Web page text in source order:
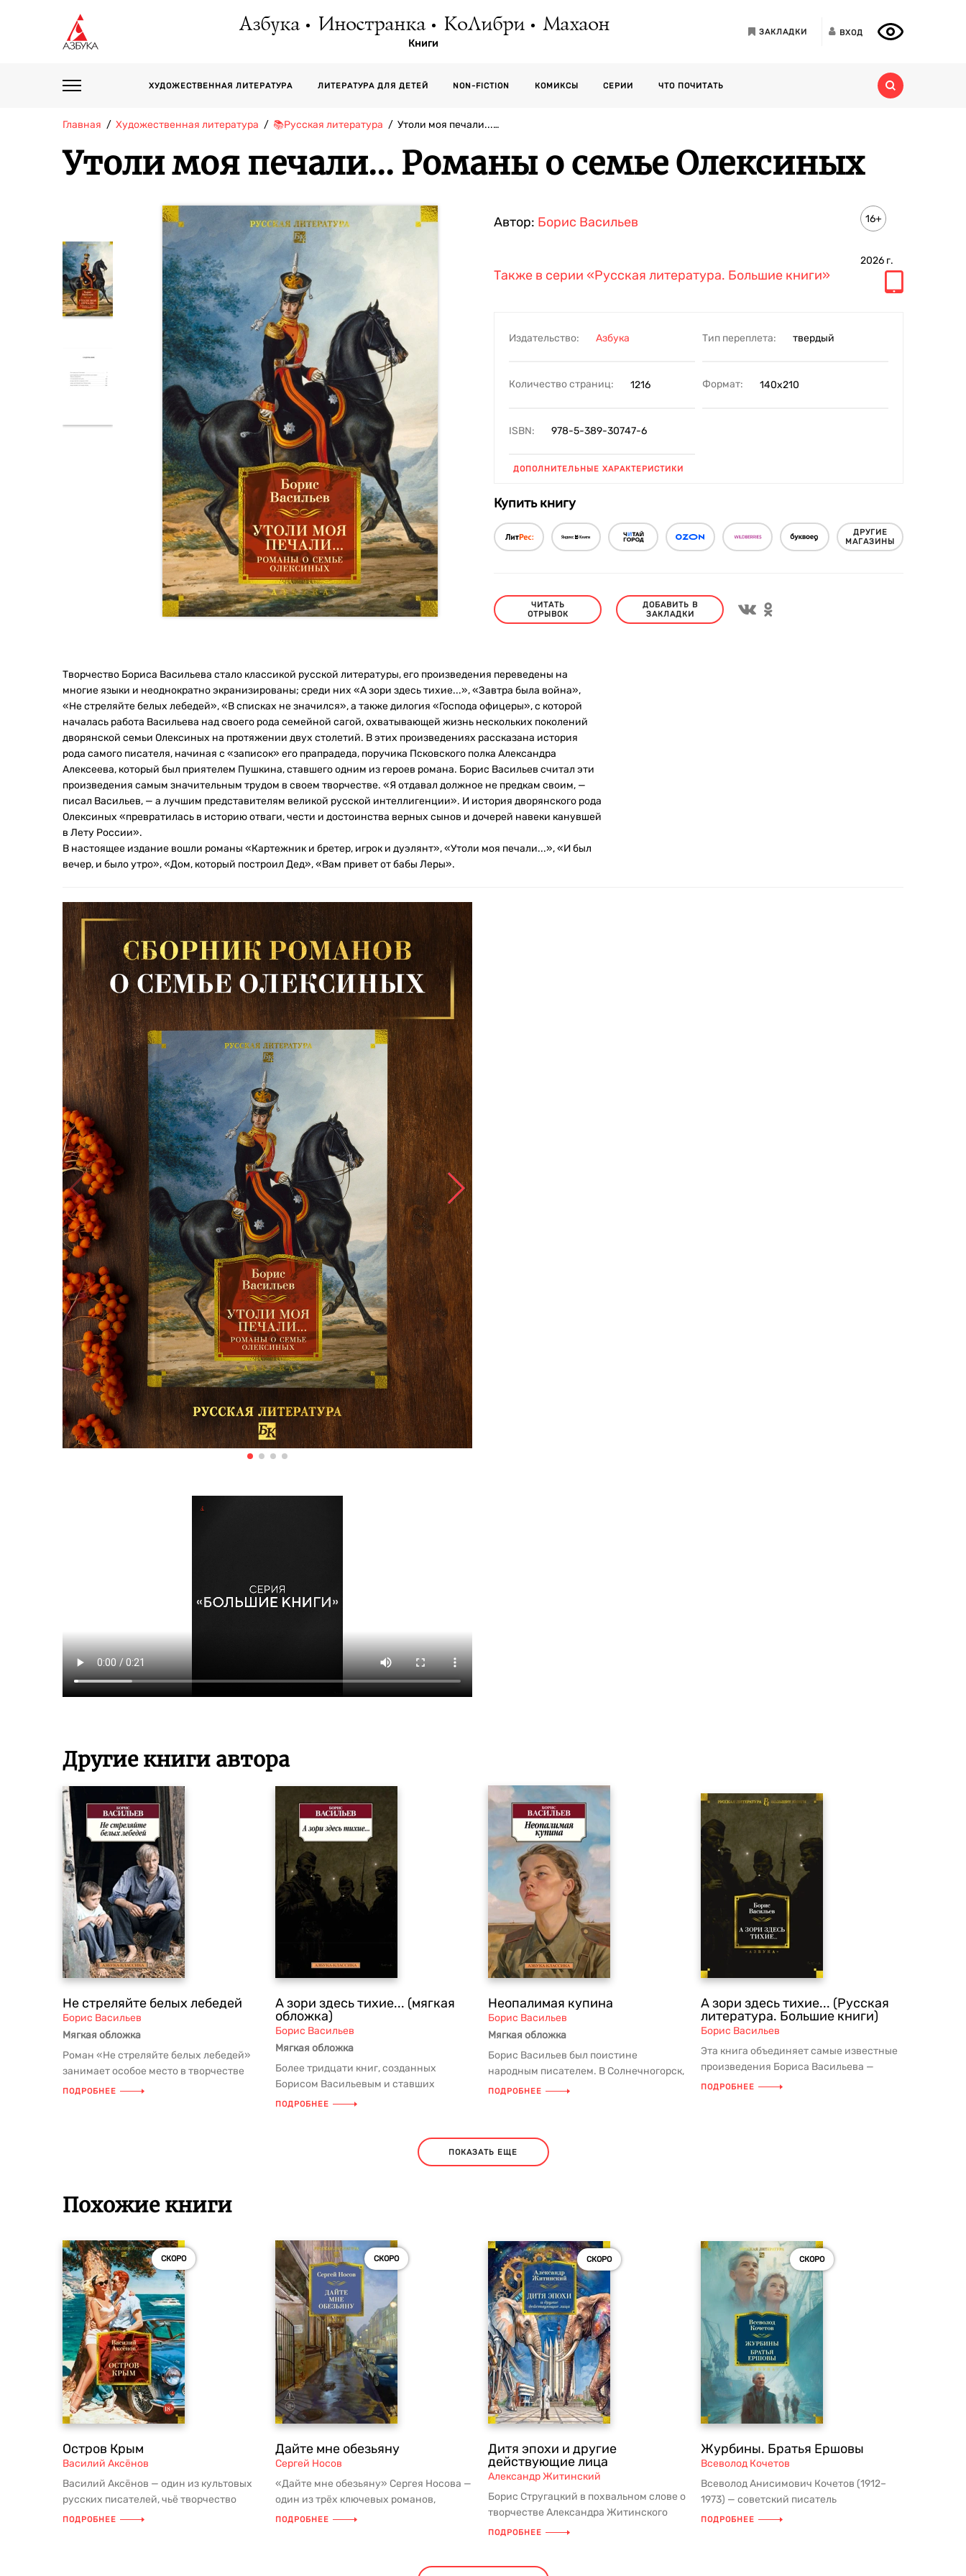
Азбука Иностранка КоЛибри Махаон
Книги
ЗАКЛАДКИ ВХОД
ХУДОЖЕСТВЕННАЯ ЛИТЕРАТУРА ЛИТЕРАТУРА ДЛЯ ДЕТЕЙ NON-FICTION КОМИКСЫ СЕРИИ ЧТО ПОЧИТАТЬ
Главная Художественная литература 📚Русская литература Утоли моя печали...…
Утоли моя печали... Романы о семье Олексиных
Автор: Борис Васильев 16+
2026 г.
Также в серии «Русская литература. Большие книги»
Издательство: Азбука Тип переплета: твердый
Количество страниц: 1216 Формат: 140х210
ISBN: 978-5-389-30747-6
ДОПОЛНИТЕЛЬНЫЕ ХАРАКТЕРИСТИКИ
Купить книгу
ДРУГИЕ
МАГАЗИНЫ
ЧИТАТЬ
ОТРЫВОК
ДОБАВИТЬ В
ЗАКЛАДКИ
Творчество Бориса Васильева стало классикой русской литературы, его произведения переведены на
многие языки и неоднократно экранизированы; среди них «А зори здесь тихие...», «Завтра была война»,
«Не стреляйте белых лебедей», «В списках не значился», а также дилогия «Господа офицеры», с которой
началась работа Васильева над своего рода семейной сагой, охватывающей жизнь нескольких поколений
дворянской семьи Олексиных на протяжении двух столетий. В этих произведениях рассказана история
рода самого писателя, начиная с «записок» его прапрадеда, поручика Псковского полка Александра
Алексеева, который был приятелем Пушкина, ставшего одним из героев романа. Борис Васильев считал эти
произведения самым значительным трудом в своем творчестве. «Я отдавал должное не предкам своим, —
писал Васильев, — а лучшим представителям великой русской интеллигенции». И история дворянского рода
Олексиных «превратилась в историю отваги, чести и достоинства верных сынов и дочерей навеки канувшей
в Лету России».
В настоящее издание вошли романы «Картежник и бретер, игрок и дуэлянт», «Утоли моя печали...», «И был
вечер, и было утро», «Дом, который построил Дед», «Вам привет от бабы Леры».
Другие книги автора
Не стреляйте белых лебедей
Борис Васильев
Мягкая обложка
Роман «Не стреляйте белых лебедей»
занимает особое место в творчестве
Бориса Васильева, писателя-фро...
ПОДРОБНЕЕ
А зори здесь тихие... (мягкая
обложка)
Борис Васильев
Мягкая обложка
Более тридцати книг, созданных
Борисом Васильевым и ставших
основой более пятнадцати
ПОДРОБНЕЕ
Неопалимая купина
Борис Васильев
Мягкая обложка
Борис Васильев был поистине
народным писателем. В Солнечногорск,
где он жил уединенно в последние го...
ПОДРОБНЕЕ
А зори здесь тихие... (Русская
литература. Большие книги)
Борис Васильев
Эта книга объединяет самые известные
произведения Бориса Васильева —
писателя, для которого война и ...
ПОДРОБНЕЕ
ПОКАЗАТЬ ЕЩЕ
Похожие книги
СКОРО
Остров Крым
Василий Аксёнов
Василий Аксёнов — один из культовых
русских писателей, чьё творчество
стало голосом целого поколения...
ПОДРОБНЕЕ
СКОРО
Дайте мне обезьяну
Сергей Носов
«Дайте мне обезьяну» Сергея Носова —
один из трёх ключевых романов,
составивших сборник избранных со...
ПОДРОБНЕЕ
СКОРО
Дитя эпохи и другие
действующие лица
Александр Житинский
Борис Стругацкий в похвальном слове о
творчестве Александра Житинского
настойчиво упирает на то, как...
ПОДРОБНЕЕ
СКОРО
Журбины. Братья Ершовы
Всеволод Кочетов
Всеволод Анисимович Кочетов (1912–
1973) — советский писатель
и журналист, военный корреспондент;
ПОДРОБНЕЕ